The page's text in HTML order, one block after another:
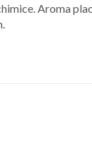
Aroma